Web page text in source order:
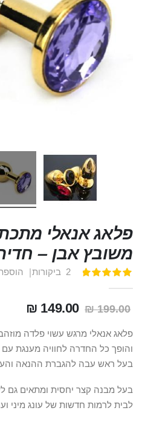
פלאג אנאלי
משובץ אבן – חדירה 6+
דירוג:
2 ביקורות
199.00 ₪
149.00 ₪
פלאג אנאלי מרגש עשוי פלדה
והופך כל החדרה לחוויה מענגת
בעל ראש עבה להגברת ההנאה
בעל מבנה קצר יחסית ומתאים גם
לבית לרמות חדשות של עונג מיני